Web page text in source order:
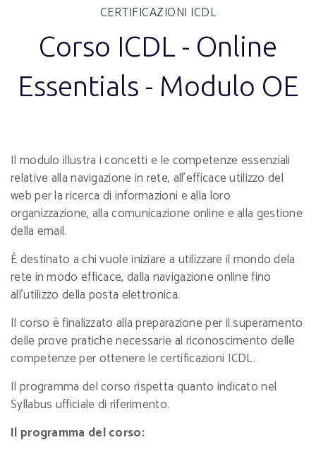
CERTIFICAZIONI ICDL
Corso ICDL - Online
Essentials - Modulo OE
Il modulo illustra i concetti e le competenze essenziali
relative alla navigazione in rete, all'efficace utilizzo del
web per la ricerca di informazioni e alla loro
organizzazione, alla comunicazione online e alla gestione
della email.
È destinato a chi vuole iniziare a utilizzare il mondo dela
rete in modo efficace, dalla navigazione online fino
all'utilizzo della posta elettronica.
Il corso è finalizzato alla preparazione per il superamento
delle prove pratiche necessarie al riconoscimento delle
competenze per ottenere le certificazioni ICDL.
Il programma del corso rispetta quanto indicato nel
Syllabus ufficiale di riferimento.
Il programma del corso: